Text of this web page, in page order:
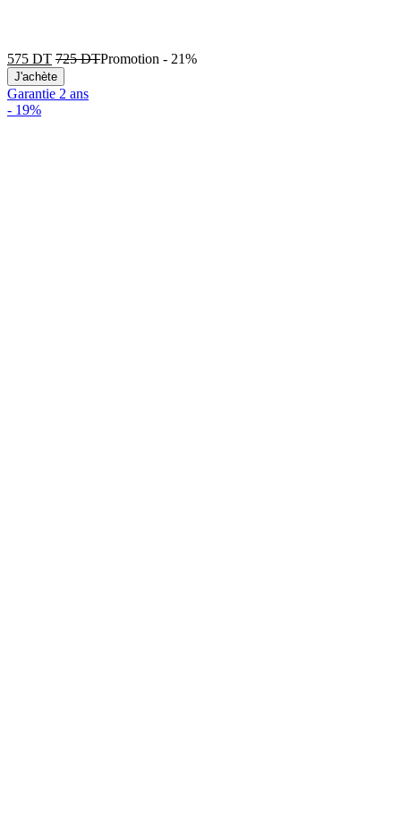
575 DT 725DTPromotion - 21%
J'achète
Garantie 2 ans
- 19%